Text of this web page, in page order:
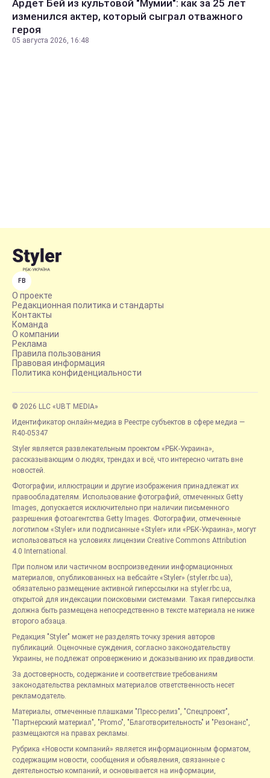
Ардет Бей из культовой "Мумии": как за 25 лет
изменился актер, который сыграл отважного
героя
05 августа 2026, 16:48
FB
О проекте
Редакционная политика и стандарты
Контакты
Команда
О компании
Реклама
Правила пользования
Правовая информация
Политика конфиденциальности
© 2026 LLC «UBT MEDIA»
Идентификатор онлайн-медиа в Реестре субъектов в сфере медиа —
R40-05347
Styler является развлекательным проектом «РБК-Украина»,
рассказывающим о людях, трендах и всё, что интересно читать вне
новостей.
Фотографии, иллюстрации и другие изображения принадлежат их
правообладателям. Использование фотографий, отмеченных Getty
Images, допускается исключительно при наличии письменного
разрешения фотоагентства Getty Images. Фотографии, отмеченные
логотипом «Styler» или подписанные «Styler» или «РБК-Украина», могут
использоваться на условиях лицензии Creative Commons Attribution
4.0 International.
При полном или частичном воспроизведении информационных
материалов, опубликованных на вебсайте «Styler» (styler.rbc.ua),
обязательно размещение активной гиперссылки на styler.rbc.ua,
открытой для индексации поисковыми системами. Такая гиперссылка
должна быть размещена непосредственно в тексте материала не ниже
второго абзаца.
Редакция "Styler" может не разделять точку зрения авторов
публикаций. Оценочные суждения, согласно законодательству
Украины, не подлежат опровержению и доказыванию их правдивости.
За достоверность, содержание и соответствие требованиям
законодательства рекламных материалов ответственность несет
рекламодатель.
Материалы, отмеченные плашками "Пресс-релиз", "Спецпроект",
"Партнерский материал", "Promo", "Благотворительность" и "Резонанс",
размещаются на правах рекламы.
Рубрика «Новости компаний» является информационным форматом,
содержащим новости, сообщения и объявления, связанные с
деятельностью компаний, и основывается на информации,